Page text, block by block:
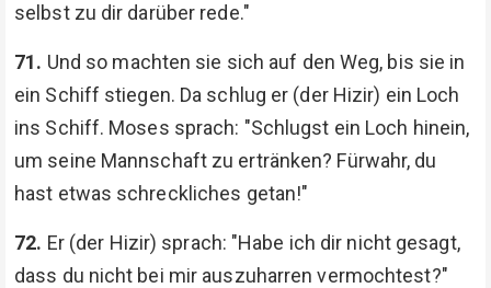
selbst zu dir darüber rede."
71. Und so machten sie sich auf den Weg, bis sie in
ein Schiff stiegen. Da schlug er (der Hizir) ein Loch
ins Schiff. Moses sprach: "Schlugst ein Loch hinein,
um seine Mannschaft zu ertränken? Fürwahr, du
hast etwas schreckliches getan!"
72. Er (der Hizir) sprach: "Habe ich dir nicht gesagt,
dass du nicht bei mir auszuharren vermochtest?"